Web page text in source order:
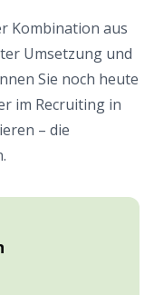
Kombination aus
Umsetzung und
Sie noch heute
im Recruiting in
– die